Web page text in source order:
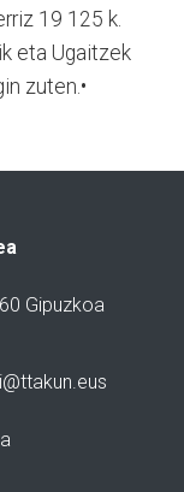
19 125 k.
eta Ugaitzek
zuten.•
Gipuzkoa